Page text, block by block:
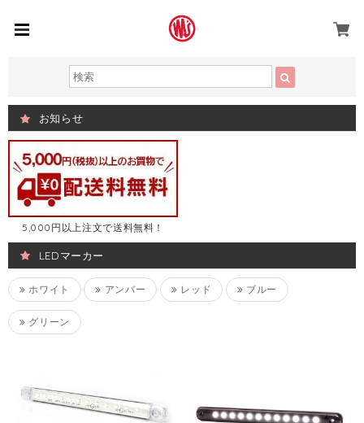
お知らせ
5,000円以上注文で送料無料！
LEDマーカー
ホワイト アンバー レッド ブルー
グリーン